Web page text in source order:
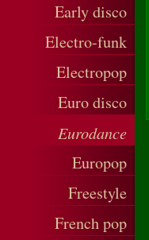
Early disco
Electro-funk
Electropop
Euro disco
Eurodance
Europop
Freestyle
French pop